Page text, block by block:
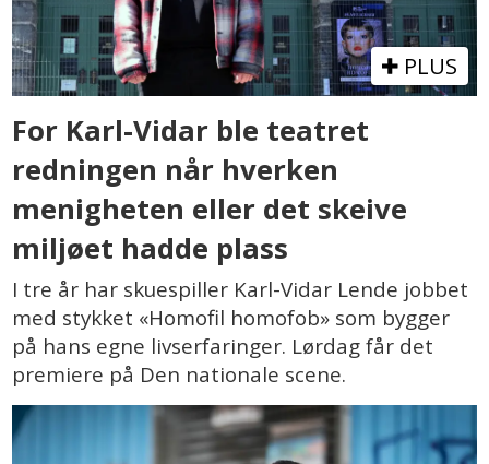
PLUS
For Karl-Vidar ble teatret
redningen når hverken
menigheten eller det skeive
miljøet hadde plass
I tre år har skuespiller Karl-Vidar Lende jobbet
med stykket «Homofil homofob» som bygger
på hans egne livserfaringer. Lørdag får det
premiere på Den nationale scene.